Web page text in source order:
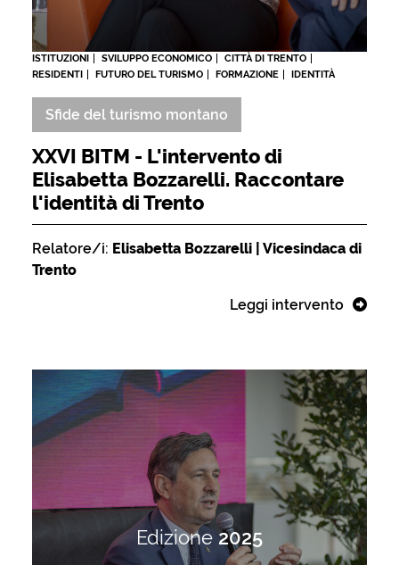
ISTITUZIONI SVILUPPO ECONOMICO
CITTÀ DI TRENTO
RESIDENTI
FUTURO DEL TURISMO FORMAZIONE IDENTITÀ
Sfide del turismo montano
XXVI BITM - L'intervento di
Elisabetta Bozzarelli. Raccontare
l'identità di Trento
Relatore/i: Elisabetta Bozzarelli | Vicesindaca di
Trento
Leggi intervento
Edizione 2025